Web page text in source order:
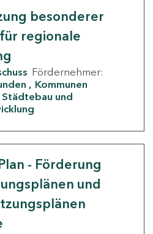
besonderer
regionale
Fördernehmer:
Kommunen
Städtebau und
- Förderung
und